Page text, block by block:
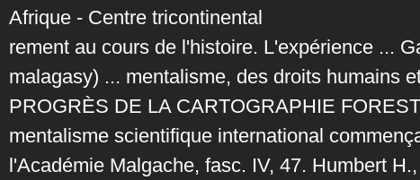
Afrique - Centre tricontinental
rement au cours de l'histoire. L'expérience ...
malagasy) ... mentalisme, des droits humains
PROGRÈS DE LA CARTOGRAPHIE
mentalisme scientifique international
l'Académie Malgache, fasc. IV, 47. Humbert